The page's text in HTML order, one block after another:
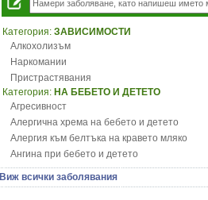
Категория: ЗАВИСИМОСТИ
Алкохолизъм
Наркомании
Пристрастявания
Категория: НА БЕБЕТО И ДЕТЕТО
Агресивност
Алергична хрема на бебето и детето
Алергия към белтъка на кравето мляко
Ангина при бебето и детето
Анемия при бебето и детето
Апетит - пълни деца
Виж всички заболявания